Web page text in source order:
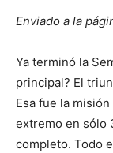
Enviado a la
Ya terminó la
principal? El
Esa fue la
extremo en sólo
completo. Todo